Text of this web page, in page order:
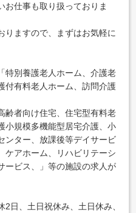
お仕事も取り扱っておりま
りますので、まずはお気軽に
特別養護老人ホーム、介護老
付有料老人ホーム、訪問介護
齢者向け住宅、住宅型有料老
小規模多機能型居宅介護、小
ンター、放課後等デイサービ
ケアホーム、リハビリテーシ
ービス、」等の施設の求人が
日、土日祝休み、土日休み、